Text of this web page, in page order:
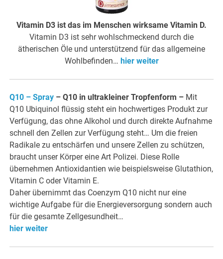
Vitamin D3 ist das im Menschen wirksame Vitamin D.
Vitamin D3 ist sehr wohlschmeckend durch die
ätherischen Öle und unterstützend für das allgemeine
Wohlbefinden… hier weiter
Q10 – Spray – Q10 in ultrakleiner Tropfenform – Mit
Q10 Ubiquinol flüssig steht ein hochwertiges Produkt zur
Verfügung, das ohne Alkohol und durch direkte Aufnahme
schnell den Zellen zur Verfügung steht… Um die freien
Radikale zu entschärfen und unsere Zellen zu schützen,
braucht unser Körper eine Art Polizei. Diese Rolle
übernehmen Antioxidantien wie beispielsweise Glutathion,
Vitamin C oder Vitamin E.
Daher übernimmt das Coenzym Q10 nicht nur eine
wichtige Aufgabe für die Energieversorgung sondern auch
für die gesamte Zellgesundheit…
hier weiter